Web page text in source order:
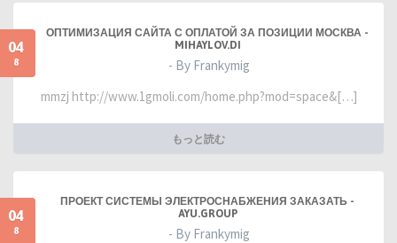
04
8
ОПТИМИЗАЦИЯ САЙТА С ОПЛАТОЙ ЗА ПОЗИЦИИ МОСКВА -
MIHAYLOV.DI
- By Frankymig
mmzj http://www.1gmoli.com/home.php?mod=space&[…]
もっと読む
04
8
ПРОЕКТ СИСТЕМЫ ЭЛЕКТРОСНАБЖЕНИЯ ЗАКАЗАТЬ -
AYU.GROUP
- By Frankymig